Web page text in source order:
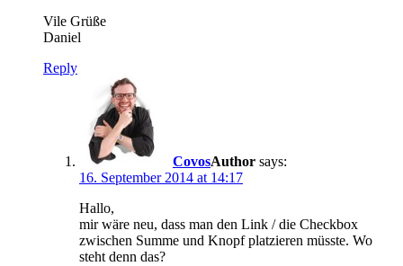
Vile Grüße
Daniel
Reply
Covos
says:
16. September 2014 at 14:17
Hallo,
mir wäre neu, dass man den Link / die Checkbox
zwischen Summe und Knopf platzieren müsste. Wo
steht denn das?